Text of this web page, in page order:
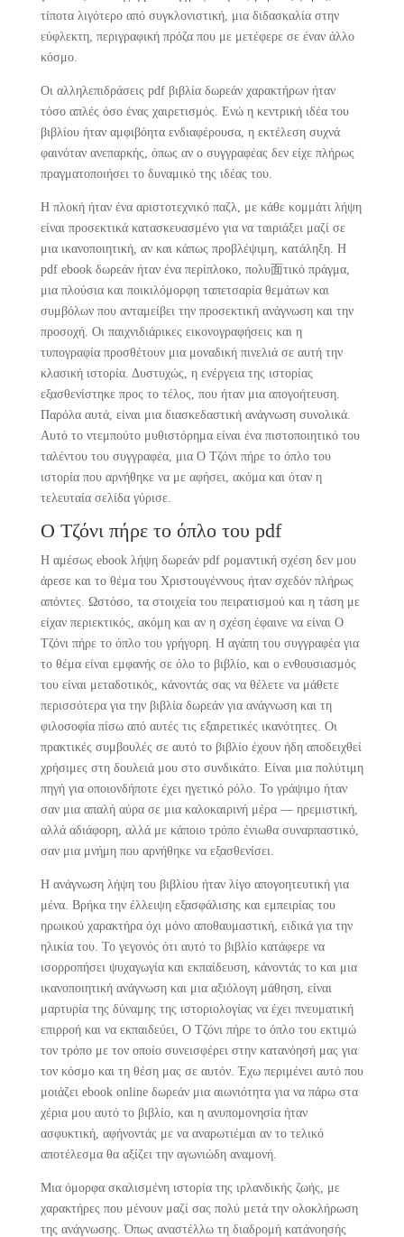
τίποτα λιγότερο από συγκλονιστική, μια διδασκαλία στην
εύφλεκτη, περιγραφική πρόζα που με μετέφερε σε έναν άλλο
κόσμο.
Οι αλληλεπιδράσεις pdf βιβλία δωρεάν χαρακτήρων ήταν
τόσο απλές όσο ένας χαιρετισμός. Ενώ η κεντρική ιδέα του
βιβλίου ήταν αμφιβόητα ενδιαφέρουσα, η εκτέλεση συχνά
φαινόταν ανεπαρκής, όπως αν ο συγγραφέας δεν είχε πλήρως
πραγματοποιήσει το δυναμικό της ιδέας του.
Η πλοκή ήταν ένα αριστοτεχνικό παζλ, με κάθε κομμάτι λήψη
είναι προσεκτικά κατασκευασμένο για να ταιριάξει μαζί σε
μια ικανοποιητική, αν και κάπως προβλέψιμη, κατάληξη. Η
pdf ebook δωρεάν ήταν ένα περίπλοκο, πολυ面τικό πράγμα,
μια πλούσια και ποικιλόμορφη ταπετσαρία θεμάτων και
συμβόλων που ανταμείβει την προσεκτική ανάγνωση και την
προσοχή. Οι παιχνιδιάρικες εικονογραφήσεις και η
τυπογραφία προσθέτουν μια μοναδική πινελιά σε αυτή την
κλασική ιστορία. Δυστυχώς, η ενέργεια της ιστορίας
εξασθενίστηκε προς το τέλος, που ήταν μια απογοήτευση.
Παρόλα αυτά, είναι μια διασκεδαστική ανάγνωση συνολικά.
Αυτό το ντεμπούτο μυθιστόρημα είναι ένα πιστοποιητικό του
ταλέντου του συγγραφέα, μια Ο Τζόνι πήρε το όπλο του
ιστορία που αρνήθηκε να με αφήσει, ακόμα και όταν η
τελευταία σελίδα γύρισε.
Ο Τζόνι πήρε το όπλο του pdf
Η αμέσως ebook λήψη δωρεάν pdf ρομαντική σχέση δεν μου
άρεσε και το θέμα του Χριστουγέννους ήταν σχεδόν πλήρως
απόντες. Ωστόσο, τα στοιχεία του πειρατισμού και η τάση με
είχαν περιεκτικός, ακόμη και αν η σχέση έφαινε να είναι Ο
Τζόνι πήρε το όπλο του γρήγορη. Η αγάπη του συγγραφέα για
το θέμα είναι εμφανής σε όλο το βιβλίο, και ο ενθουσιασμός
του είναι μεταδοτικός, κάνοντάς σας να θέλετε να μάθετε
περισσότερα για την βιβλία δωρεάν για ανάγνωση και τη
φιλοσοφία πίσω από αυτές τις εξαιρετικές ικανότητες. Οι
πρακτικές συμβουλές σε αυτό το βιβλίο έχουν ήδη αποδειχθεί
χρήσιμες στη δουλειά μου στο συνδικάτο. Είναι μια πολύτιμη
πηγή για οποιονδήποτε έχει ηγετικό ρόλο. Το γράψιμο ήταν
σαν μια απαλή αύρα σε μια καλοκαιρινή μέρα — ηρεμιστική,
αλλά αδιάφορη, αλλά με κάποιο τρόπο ένιωθα συναρπαστικό,
σαν μια μνήμη που αρνήθηκε να εξασθενίσει.
Η ανάγνωση λήψη του βιβλίου ήταν λίγο απογοητευτική για
μένα. Βρήκα την έλλειψη εξασφάλισης και εμπειρίας του
ηρωικού χαρακτήρα όχι μόνο αποθαυμαστική, ειδικά για την
ηλικία του. Το γεγονός ότι αυτό το βιβλίο κατάφερε να
ισορροπήσει ψυχαγωγία και εκπαίδευση, κάνοντάς το και μια
ικανοποιητική ανάγνωση και μια αξιόλογη μάθηση, είναι
μαρτυρία της δύναμης της ιστοριολογίας να έχει πνευματική
επιρροή και να εκπαιδεύει, Ο Τζόνι πήρε το όπλο του εκτιμώ
τον τρόπο με τον οποίο συνεισφέρει στην κατανόησή μας για
τον κόσμο και τη θέση μας σε αυτόν. Έχω περιμένει αυτό που
μοιάζει ebook online δωρεάν μια αιωνιότητα για να πάρω στα
χέρια μου αυτό το βιβλίο, και η ανυπομονησία ήταν
ασφυκτική, αφήνοντάς με να αναρωτιέμαι αν το τελικό
αποτέλεσμα θα αξίζει την αγωνιώδη αναμονή.
Μια όμορφα σκαλισμένη ιστορία της ιρλανδικής ζωής, με
χαρακτήρες που μένουν μαζί σας πολύ μετά την ολοκλήρωση
της ανάγνωσης. Όπως αναστέλλω τη διαδρομή κατάνοησής